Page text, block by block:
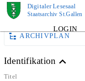
Digitaler Lesesaal
Staatsarchiv St.Gallen
LOGIN
DOKUMENT
ARCHIVPLAN
Identifikation
Titel